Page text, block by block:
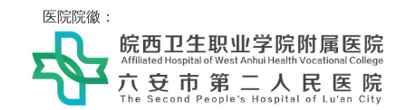
医院院徽：